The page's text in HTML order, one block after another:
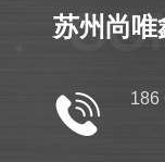
苏州尚唯
186